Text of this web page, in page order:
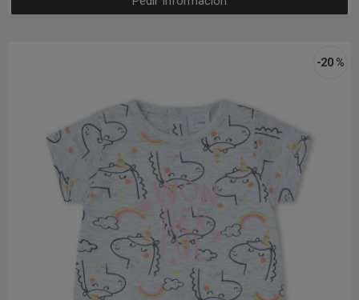
-20 %